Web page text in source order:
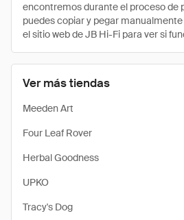
Ver más tiendas
Meeden Art
Four Leaf Rover
Herbal Goodness
UPKO
Tracy's Dog
encontremos durante el proceso de
puedes copiar y pegar
el sitio web de JB Hi-Fi para ver si